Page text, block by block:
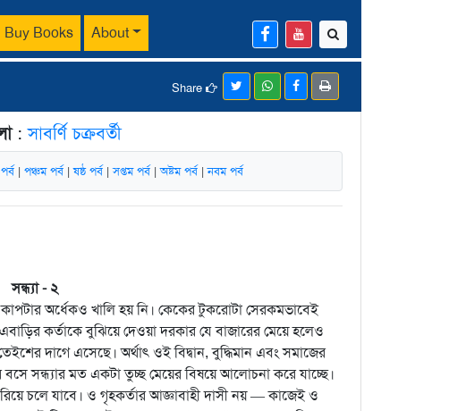
Buy Books About
Share
:সাবর্ণি চক্রবর্তী
| পঞ্চম পর্ব |ষষ্ঠ পর্ব|সপ্তম পর্ব |অষ্টম পর্ব |নবম পর্ব
সন্ধ্যা - ২
অর্ধেকও খালি হয় নি। কেকের টুকরোটা সেরকমভাবেই
কর্তাকে বুঝিয়ে দেওয়া দরকার যে বাজারের মেয়ে হলেও
দাগে এসেছে। অর্থাৎ ওই বিদ্বান, বুদ্ধিমান এবং সমাজের
সন্ধ্যার মত একটা তুচ্ছ মেয়ের বিষয়ে আলোচনা করে যাচ্ছে।
চলে যাবে। ও গৃহকর্তার আজ্ঞাবাহী দাসী নয় — কাজেই ও